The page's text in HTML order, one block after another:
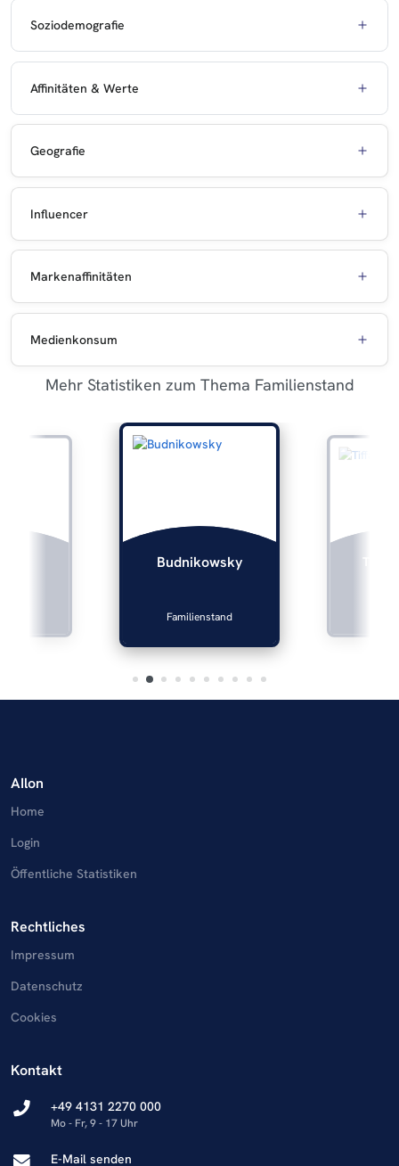
Soziodemografie
Affinitäten & Werte
Geografie
Influencer
Markenaffinitäten
Medienkonsum
Mehr Statistiken zum Thema Familienstand
Budnikowsky
Familienstand
AIlon
Home
Login
Öffentliche Statistiken
Rechtliches
Impressum
Datenschutz
Cookies
Kontakt
+49 4131 2270 000
Mo - Fr, 9 - 17 Uhr
E-Mail senden